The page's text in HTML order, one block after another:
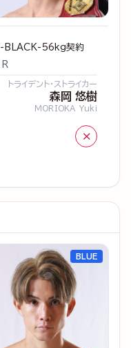
BLACK-56kg契約
トライデント・ストライカー
森岡 悠樹
MORIOKA Yuki
×
BLUE